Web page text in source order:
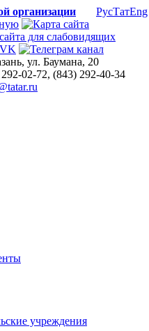
организации РусТатEng
ул. Баумана, 20
02-72, (843) 292-40-34
учреждения